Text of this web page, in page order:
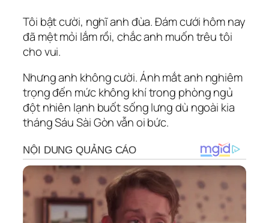
Tôi bật cười, nghĩ anh đùa. Đám cưới hôm nay
đã mệt mỏi lắm rồi, chắc anh muốn trêu tôi
cho vui.
Nhưng anh không cười. Ánh mắt anh nghiêm
trọng đến mức không khí trong phòng ngủ
đột nhiên lạnh buốt sống lưng dù ngoài kia
tháng Sáu Sài Gòn vẫn oi bức.